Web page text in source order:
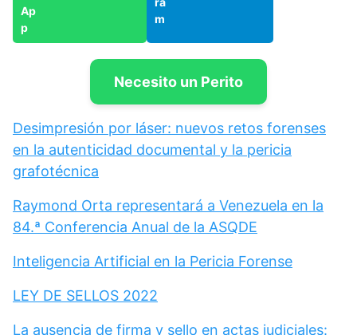
Necesito un Perito
Desimpresión por láser: nuevos retos forenses
en la autenticidad documental y la pericia
grafotécnica
Raymond Orta representará a Venezuela en la
84.ª Conferencia Anual de la ASQDE
Inteligencia Artificial en la Pericia Forense
LEY DE SELLOS 2022
La ausencia de firma y sello en actas judiciales: